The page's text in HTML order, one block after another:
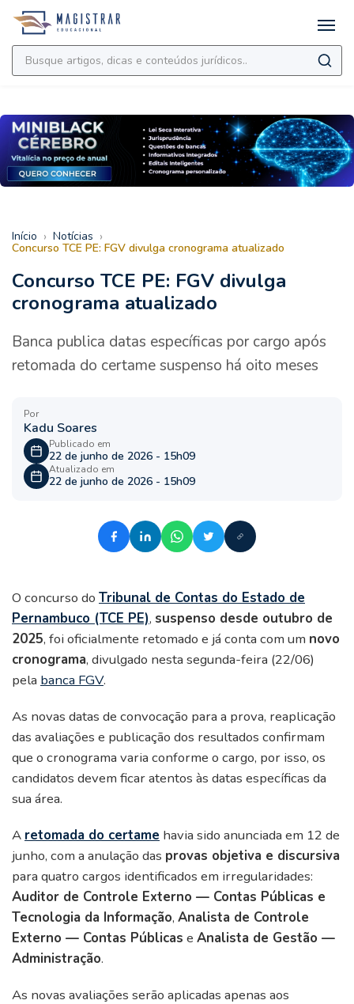
Início › Notícias ›
Concurso TCE PE: FGV divulga cronograma atualizado
Concurso TCE PE: FGV divulga
cronograma atualizado
Banca publica datas específicas por cargo após
retomada do certame suspenso há oito meses
Por
Kadu Soares
Publicado em
22 de junho de 2026 - 15h09
Atualizado em
22 de junho de 2026 - 15h09
O concurso do Tribunal de Contas do Estado de
Pernambuco (TCE PE), suspenso desde outubro de
2025, foi oficialmente retomado e já conta com um novo
cronograma, divulgado nesta segunda-feira (22/06)
pela banca FGV.
As novas datas de convocação para a prova, reaplicação
das avaliações e publicação dos resultados confirmam
que o cronograma varia conforme o cargo, por isso, os
candidatos devem ficar atentos às datas específicas da
sua área.
A retomada do certame havia sido anunciada em 12 de
junho, com a anulação das provas objetiva e discursiva
para quatro cargos identificados em irregularidades:
Auditor de Controle Externo — Contas Públicas e
Tecnologia da Informação, Analista de Controle
Externo — Contas Públicas e Analista de Gestão —
Administração.
As novas avaliações serão aplicadas apenas aos